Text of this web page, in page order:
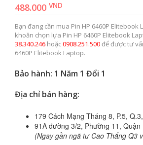
488.000 VND
Bạn đang cần mua Pin HP 6460P Elitebook
khoăn chọn lựa Pin HP 6460P Elitebook
38.340.246 hoặc0908.251.500để được tư
6460P Elitebook Laptop.
Bảo hành: 1 Năm 1 Đổi 1
Địa chỉ bán hàng:
179 Cách Mạng Tháng 8, P.5,
91A đường 3/2, Phường 11, Quận
(Ngay gần ngã tư Cao Thắng Q3